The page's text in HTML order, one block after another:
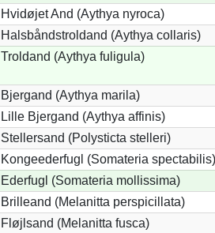
Hvidøjet And (Aythya nyroca)
Halsbåndstroldand (Aythya collaris)
Troldand (Aythya fuligula)
Bjergand (Aythya marila)
Lille Bjergand (Aythya affinis)
Stellersand (Polysticta stelleri)
Kongeederfugl (Somateria spectabilis)
Ederfugl (Somateria mollissima)
Brilleand (Melanitta perspicillata)
Fløjlsand (Melanitta fusca)